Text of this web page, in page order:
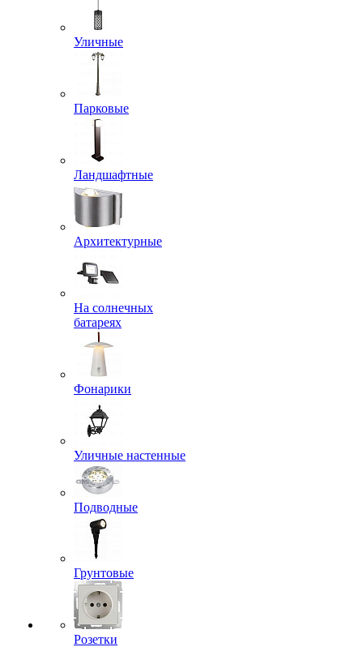
Уличные
Парковые
Ландшафтные
Архитектурные
На солнечных
батареях
Фонарики
Уличные настенные
Подводные
Грунтовые
Розетки